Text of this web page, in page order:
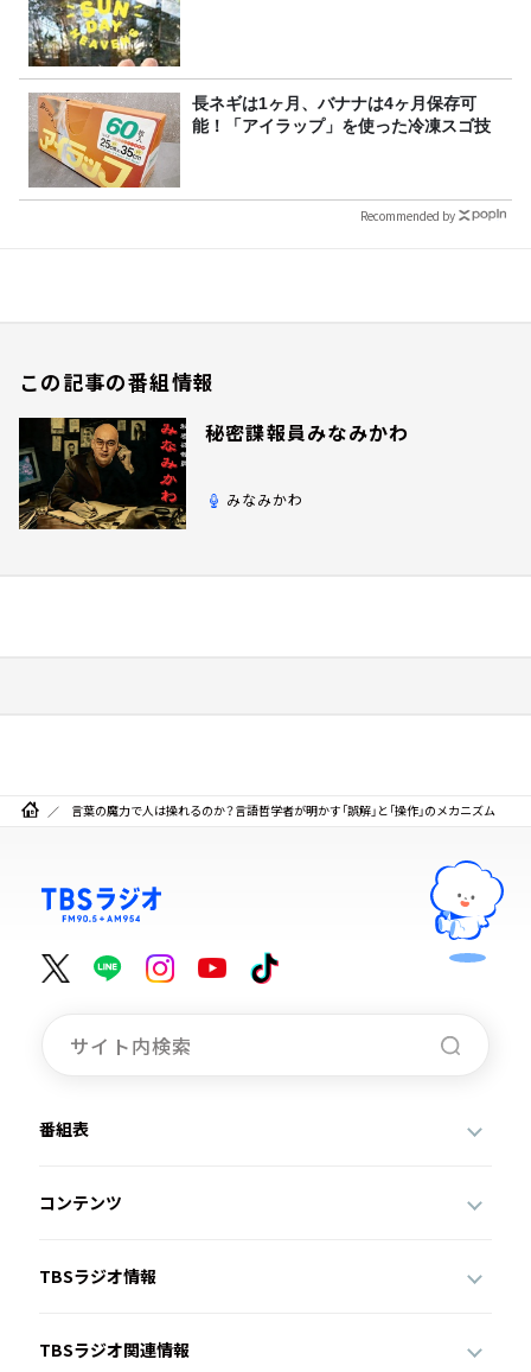
長ネギは1ヶ月、バナナは4ヶ月保存可
能！「アイラップ」を使った冷凍スゴ技
Recommended by
この記事の番組情報
秘密諜報員みなみかわ
みなみかわ
言葉の魔力で人は操れるのか？言語哲学者が明かす「誤解」と「操作」のメカニズム
番組表
コンテンツ
TBSラジオ情報
TBSラジオ関連情報